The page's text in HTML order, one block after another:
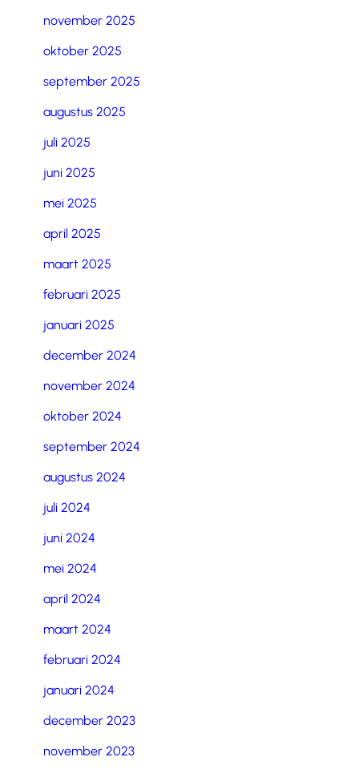
november 2025
oktober 2025
september 2025
augustus 2025
juli 2025
juni 2025
mei 2025
april 2025
maart 2025
februari 2025
januari 2025
december 2024
november 2024
oktober 2024
september 2024
augustus 2024
juli 2024
juni 2024
mei 2024
april 2024
maart 2024
februari 2024
januari 2024
december 2023
november 2023